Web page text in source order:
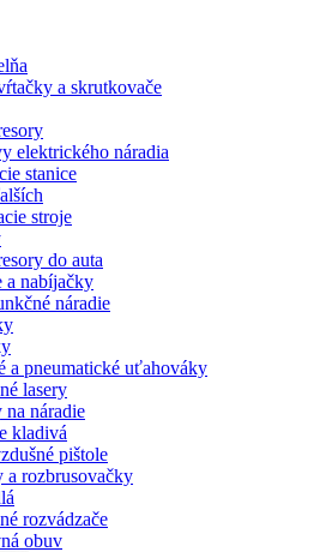
a skrutkovače
elektrického náradia
stanice
stroje
do auta
a nabíjačky
náradie
a pneumatické uťahováky
lasery
náradie
kladivá
pištole
a rozbrusovačky
rozvádzače
obuv